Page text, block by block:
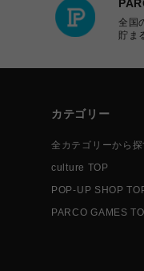
全国
貯ま
カテゴリー
全カテゴリーから探
culture TOP
POP-UP SHOP
PARCO GAMES